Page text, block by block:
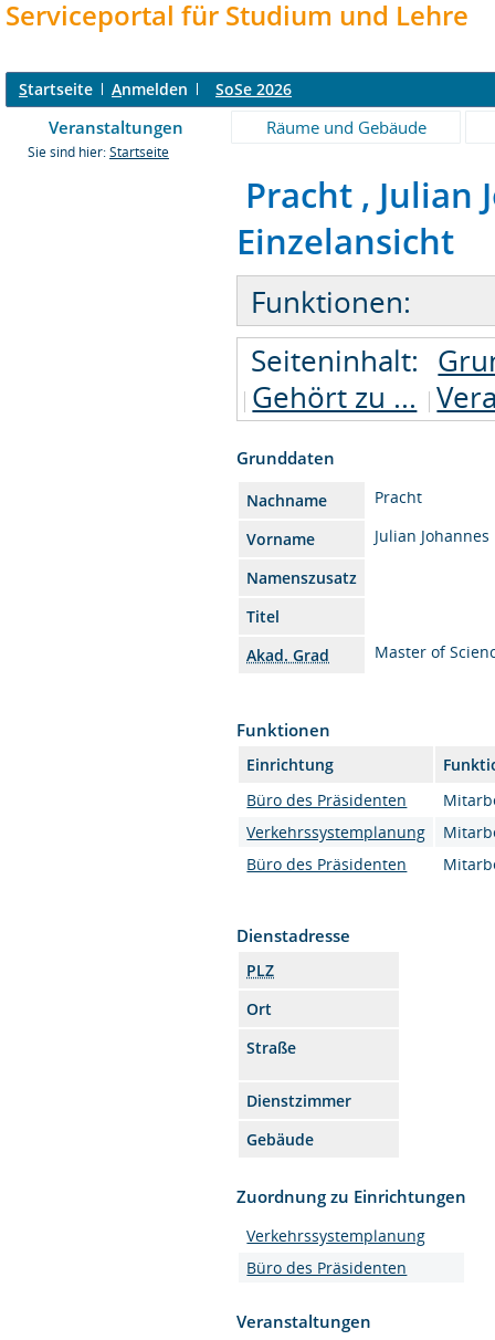
Serviceportal für Studium und Lehre
Startseite Anmelden SoSe 2026
Veranstaltungen Räume und Gebäude
Sie sind hier: Startseite
Pracht , Julian
Einzelansicht
Funktionen:
Seiteninhalt:
Gehört zu ...
Grunddaten
Nachname
Pracht
Vorname
Julian Johannes
Namenszusatz
Titel
Akad. Grad
Master of
Funktionen
Einrichtung
Büro des Präsidenten
Verkehrssystemplanung
Büro des Präsidenten
Dienstadresse
PLZ
Ort
Straße
Dienstzimmer
Gebäude
Zuordnung zu Einrichtungen
Verkehrssystemplanung
Büro des Präsidenten
Veranstaltungen